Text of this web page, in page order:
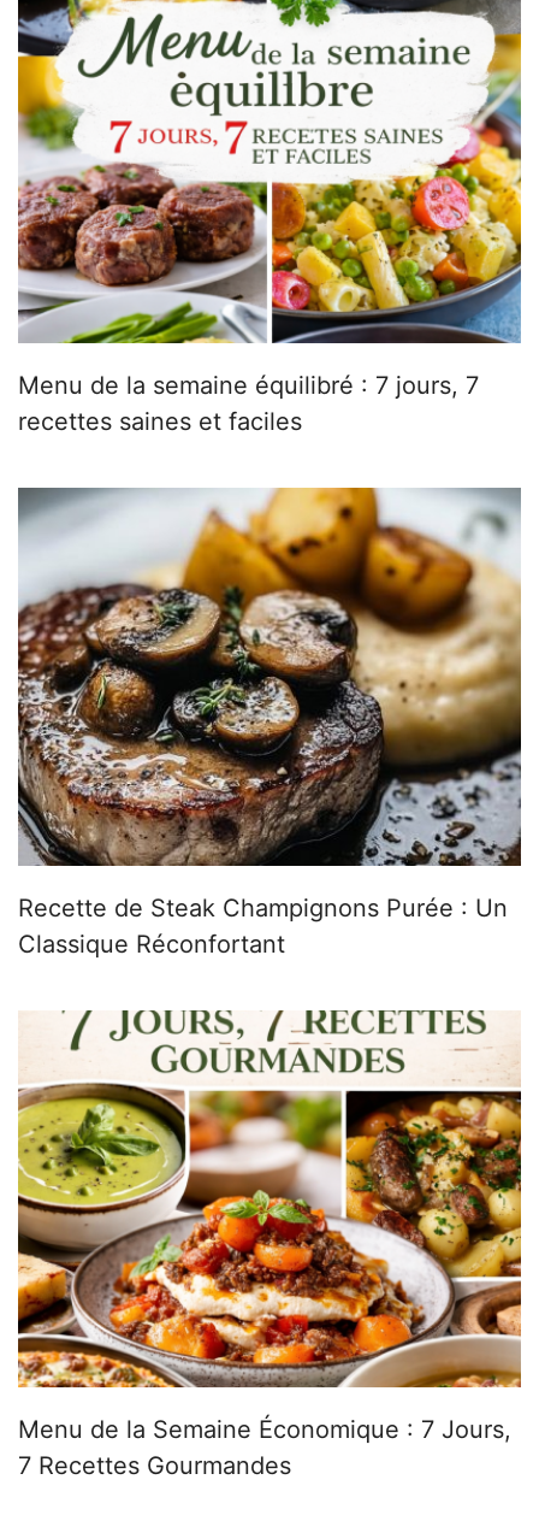
Menu de la semaine équilibré : 7 jours, 7
recettes saines et faciles
Recette de Steak Champignons Purée : Un
Classique Réconfortant
Menu de la Semaine Économique : 7 Jours,
7 Recettes Gourmandes